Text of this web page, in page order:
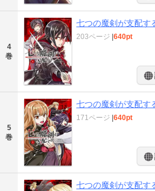
4
巻
七つの魔剣が支配す
203ページ |640pt
5
巻
七つの魔剣が支配す
171ページ |640pt
七つの魔剣が支配す